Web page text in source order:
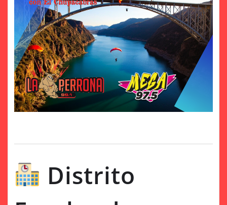
Distrito